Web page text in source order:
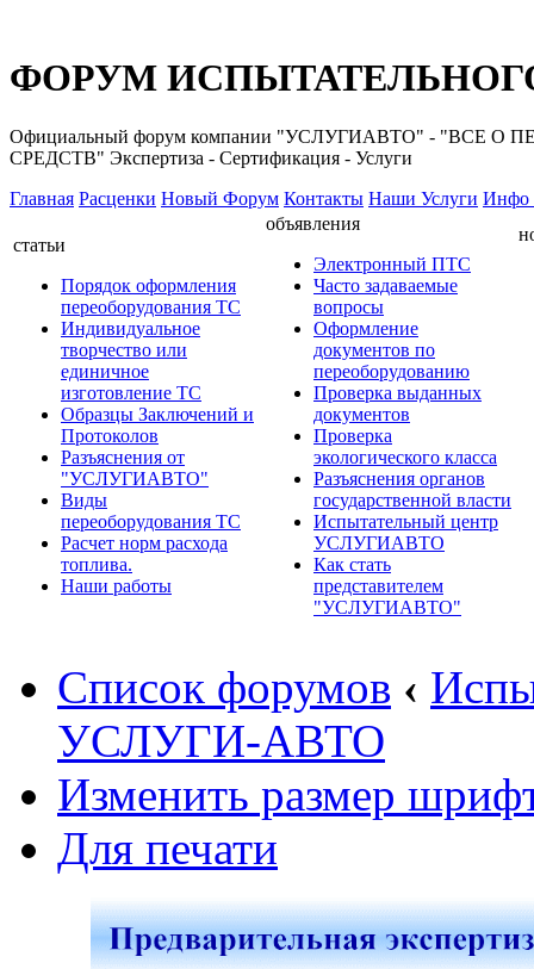
ФОРУМ
Официальный форум компании "УСЛУГИАВТО" -
СРЕДСТВ" Экспертиза - Сертификация - Услуги
Главная Расценки Новый Форум Контакты Наши Услуги Инфо
статьи
Порядок оформления
переоборудования ТС
Индивидуальное
творчество или
единичное
изготовление ТС
Образцы Заключений и
Протоколов
Разъяснения от
"УСЛУГИАВТО"
Виды
переоборудования ТС
Расчет норм расхода
топлива.
Наши работы
объявления
Электронный ПТС
Часто задаваемые
вопросы
Оформление
документов по
переоборудованию
Проверка выданных
документов
Проверка
экологического класса
Разъяснения органов
государственной власти
Испытательный центр
УСЛУГИАВТО
Как стать
представителем
"УСЛУГИАВТО"
Список форумов ‹
УСЛУГИ-АВТО
Изменить размер
Для печати